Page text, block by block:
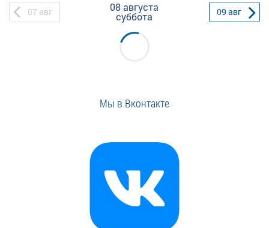
07 авг 08 августа
суббота 09 авг
Мы в Вконтакте